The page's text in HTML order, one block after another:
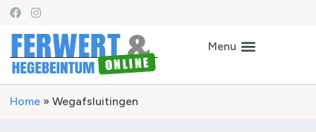
Home » Wegafsluitingen